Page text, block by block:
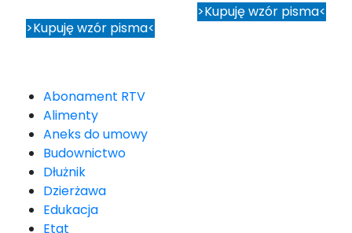
>Kupuję wzór pisma<
>Kupuję wzór pisma<
Abonament RTV
Alimenty
Aneks do umowy
Budownictwo
Dłużnik
Dzierżawa
Edukacja
Etat